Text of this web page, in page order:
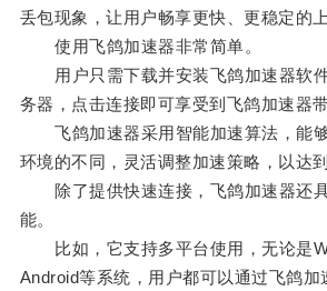
丢包现象，让用户畅享更快、更稳定的上
使用飞鸽加速器非常简单。
用户只需下载并安装飞鸽加速器软
务器，点击连接即可享受到飞鸽加速器
飞鸽加速器采用智能加速算法，能
环境的不同，灵活调整加速策略，以达
除了提供快速连接，飞鸽加速器还
能。
比如，它支持多平台使用，无论是
Android等系统，用户都可以通过飞鸽加